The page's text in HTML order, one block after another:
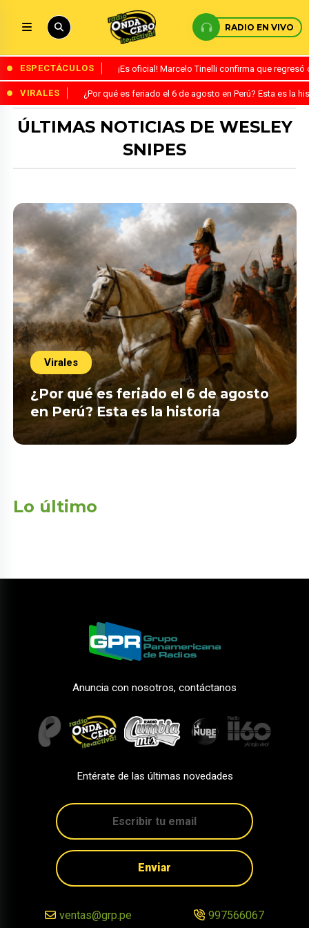
RADIO EN VIVO
ESPECTÁCULOS ¡Es oficial! Marcelo Tinelli confirma que
VIRALES ¿Por qué es feriado el 6 de agosto en Perú? Esta es la
ÚLTIMAS NOTICIAS DE WESLEY
SNIPES
Virales
¿Por qué es feriado el 6 de agosto
en Perú? Esta es la historia
Lo último
Anuncia con nosotros, contáctanos
Entérate de las últimas novedades
Enviar
ventas@grp.pe 997566067